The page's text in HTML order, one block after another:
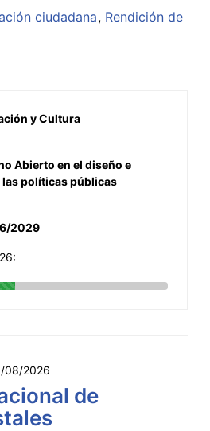
ciudadana Rendición de
y Cultura
Abierto en el diseño e
políticas públicas
2029
08/2026
de